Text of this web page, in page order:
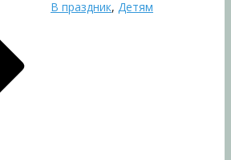
В праздник, Детям